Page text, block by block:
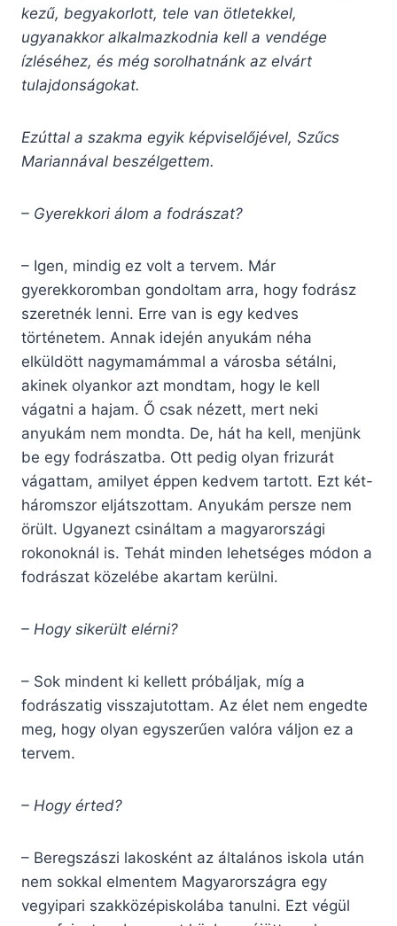
kezű, begyakorlott, tele van ötletekkel,
ugyanakkor alkalmazkodnia kell a vendége
ízléséhez, és még sorolhatnánk az elvárt
tulajdonságokat.
Ezúttal a szakma egyik képviselőjével, Szűcs
Mariannával beszélgettem.
– Gyerekkori álom a fodrászat?
– Igen, mindig ez volt a tervem. Már
gyerekkoromban gondoltam arra, hogy fodrász
szeretnék lenni. Erre van is egy kedves
történetem. Annak idején anyukám néha
elküldött nagymamámmal a városba sétálni,
akinek olyankor azt mondtam, hogy le kell
vágatni a hajam. Ő csak nézett, mert neki
anyukám nem mondta. De, hát ha kell, menjünk
be egy fodrászatba. Ott pedig olyan frizurát
vágattam, amilyet éppen kedvem tartott. Ezt két-
háromszor eljátszottam. Anyukám persze nem
örült. Ugyanezt csináltam a magyarországi
rokonoknál is. Tehát minden lehetséges módon a
fodrászat közelébe akartam kerülni.
– Hogy sikerült elérni?
– Sok mindent ki kellett próbáljak, míg a
fodrászatig visszajutottam. Az élet nem engedte
meg, hogy olyan egyszerűen valóra váljon ez a
tervem.
– Hogy érted?
– Beregszászi lakosként az általános iskola után
nem sokkal elmentem Magyarországra egy
vegyipari szakközépiskolába tanulni. Ezt végül